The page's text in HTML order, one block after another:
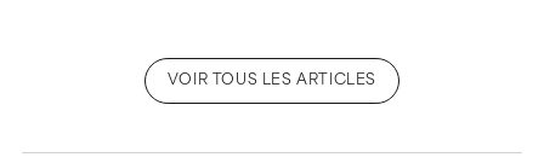
VOIR TOUS LES ARTICLES